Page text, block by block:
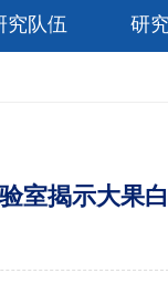
究队伍 研
室揭示大果